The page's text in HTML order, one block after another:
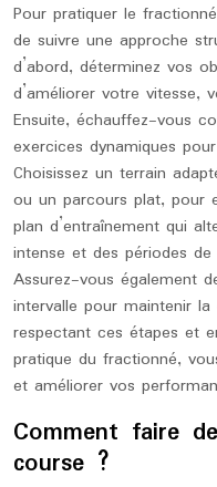
Pour pratiquer le
de suivre une approche
d’abord, déterminez vos
d’améliorer votre vitesse,
Ensuite, échauffez-vous
exercices dynamiques
Choisissez un terrain
ou un parcours plat, pour
plan d’entraînement qui
intense et des périodes
Assurez-vous également
intervalle pour maintenir
respectant ces étapes et
pratique du fractionné,
et améliorer vos
Comment faire
course ?